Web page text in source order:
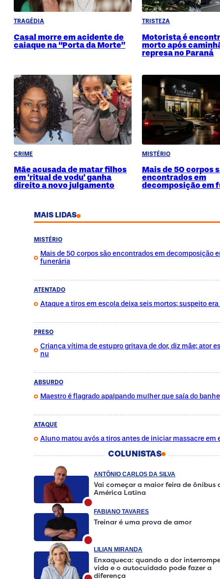
TRAGÉDIA
Casal morre em acidente de
caiaque na “Porta da Morte”
TRISTEZA
Motorista é
morto após
represa no Paraná
CRIME
Mãe acusada de matar filhos
em 'ritual de vodu' ganha
direito a novo julgamento
MISTÉRIO
Mais de 50 corpos
encontrados em
decomposição em
MAIS LIDAS
MISTÉRIO
Mais de 50 corpos são encontrados em decomposição
funerária
ATENTADO
Ataque a tiros em escola deixa seis mortos; suspeito
PRESO
Criança vítima de estupro gritava de dor, diz mãe; ator
nu
ABSURDO
Maestro é flagrado apalpando mulher que saía do
ATAQUE
Aluno matou avós a tiros antes de iniciar massacre em
COLUNISTAS
ANTÔNIO CARLOS DA SILVA
Vai começar a maior feira de ônibus
América Latina
FABIANO TAVARES
Treinar é uma prova de amor
LILIAN MIRANDA
Enxaqueca: quando a dor
vida e o autocuidado pode fazer a
diferença